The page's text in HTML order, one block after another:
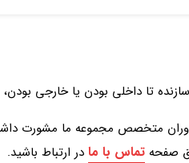
تا داخلی بودن یا خارجی بودن،
متخصص مجموعه ما مشورت داشته
صفحه تماس با ما در ارتباط باشید.